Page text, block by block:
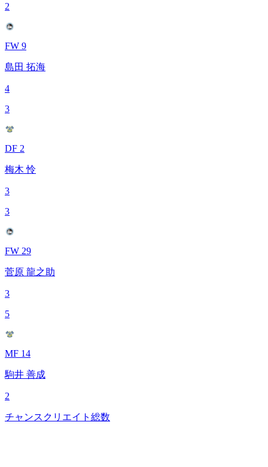
2
FW 9
島田 拓海
4
3
DF 2
梅木 怜
3
3
FW 29
菅原 龍之助
3
5
MF 14
駒井 善成
2
チャンスクリエイト総数